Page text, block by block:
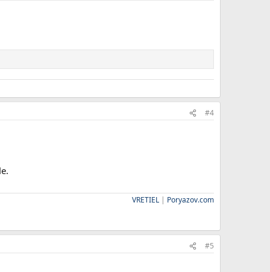
#4
VRETIEL | Poryazov.com
#5